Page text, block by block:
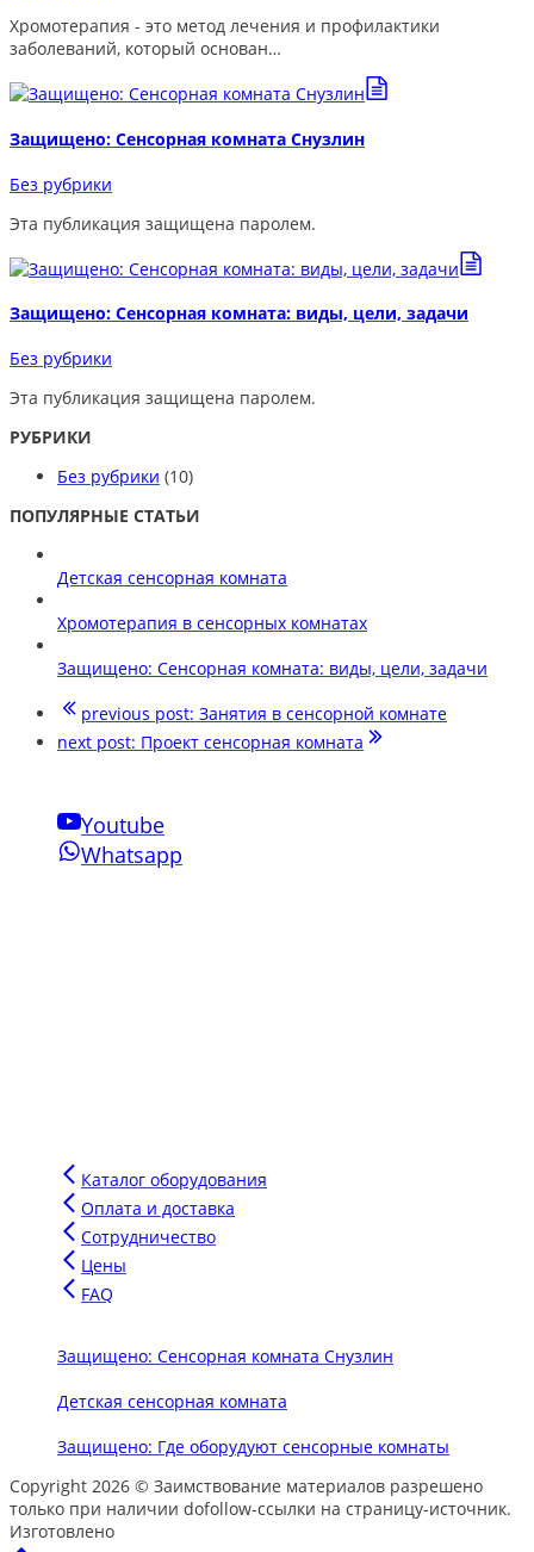
Хромотерапия - это метод лечения и профилактики
заболеваний, который основан…
Защищено: Сенсорная комната Снузлин
Без рубрики
Эта публикация защищена паролем.
Защищено: Сенсорная комната: виды, цели, задачи
Без рубрики
Эта публикация защищена паролем.
РУБРИКИ
Без рубрики (10)
ПОПУЛЯРНЫЕ СТАТЬИ
Детская сенсорная комната
Хромотерапия в сенсорных комнатах
Защищено: Сенсорная комната: виды, цели, задачи
previous post: Занятия в сенсорной комнате
next post: Проект сенсорная комната
Youtube
Whatsapp
Каталог оборудования
Оплата и доставка
Сотрудничество
Цены
FAQ
Защищено: Сенсорная комната Снузлин
Детская сенсорная комната
Защищено: Где оборудуют сенсорные комнаты
Copyright 2026 © Заимствование материалов разрешено
только при наличии dofollow-ссылки на страницу-источник.
Изготовлено